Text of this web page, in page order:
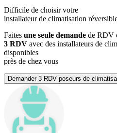
Difficile de choisir votre
installateur de climatisation
Faites une seule demande de RDV
3 RDV avec des installateurs de
disponibles
près de chez vous
Demander 3 RDV poseurs de